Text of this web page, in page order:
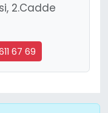
2.Cadde
67 69